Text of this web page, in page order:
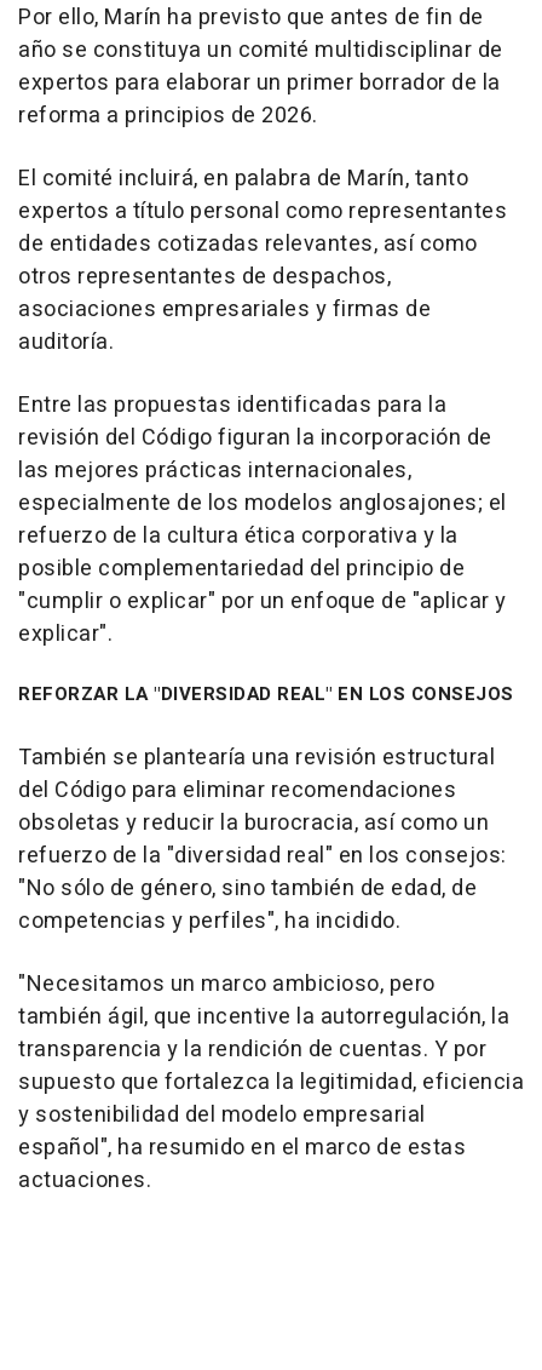
Por ello, Marín ha previsto que antes de fin de
año se constituya un comité multidisciplinar de
expertos para elaborar un primer borrador de la
reforma a principios de 2026.
El comité incluirá, en palabra de Marín, tanto
expertos a título personal como representantes
de entidades cotizadas relevantes, así como
otros representantes de despachos,
asociaciones empresariales y firmas de
auditoría.
Entre las propuestas identificadas para la
revisión del Código figuran la incorporación de
las mejores prácticas internacionales,
especialmente de los modelos anglosajones; el
refuerzo de la cultura ética corporativa y la
posible complementariedad del principio de
"cumplir o explicar" por un enfoque de "aplicar y
explicar".
REFORZAR LA "DIVERSIDAD REAL" EN LOS CONSEJOS
También se plantearía una revisión estructural
del Código para eliminar recomendaciones
obsoletas y reducir la burocracia, así como un
refuerzo de la "diversidad real" en los consejos:
"No sólo de género, sino también de edad, de
competencias y perfiles", ha incidido.
"Necesitamos un marco ambicioso, pero
también ágil, que incentive la autorregulación, la
transparencia y la rendición de cuentas. Y por
supuesto que fortalezca la legitimidad, eficiencia
y sostenibilidad del modelo empresarial
español", ha resumido en el marco de estas
actuaciones.